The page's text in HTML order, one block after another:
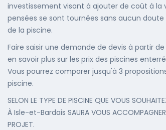
investissement visant à ajouter de coût à la
pensées se sont tournées sans aucun
de la piscine.
Faire saisir une demande de devis à partir
en savoir plus sur les prix des piscines
Vous pourrez comparer jusqu'à 3
piscine.
SELON LE TYPE DE PISCINE QUE VOUS
À Isle-et-Bardais SAURA VOUS ACCOMPAGNER
PROJET.